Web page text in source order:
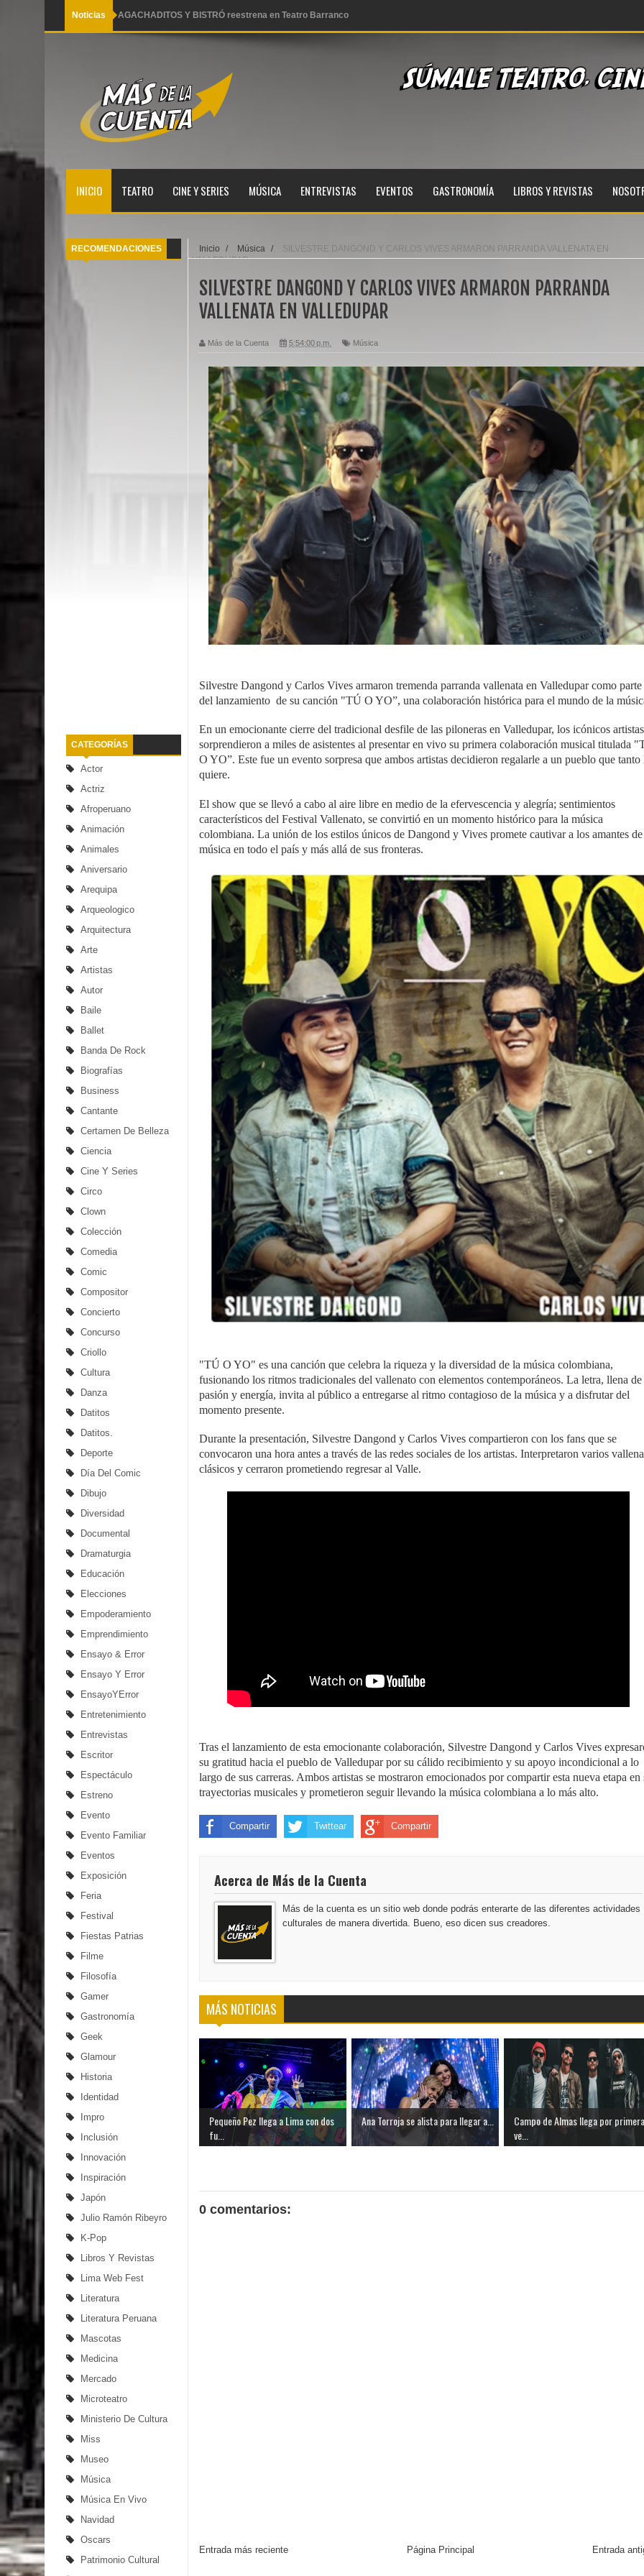
Noticias LOS ROCOSAURIOS REGRESAN CON UN NUEVO SHOW INOLVIDABLE
Y es que sucede así 2 Arena Hash al desnudo
Ana Torroja se alista para llegar a Lima este miércoles 03 de junio
AGACHADITOS Y BISTRÓ reestrena en Teatro Barranco
INICIO TEATRO CINE Y SERIES MÚSICA ENTREVISTAS EVENTOS GASTRONOMÍA LIBROS Y REVISTAS
RECOMENDACIONES
CATEGORÍAS
Actor
Actriz
Afroperuano
Animación
Animales
Aniversario
Arequipa
Arqueologico
Arquitectura
Arte
Artistas
Autor
Baile
Ballet
Banda De Rock
Biografías
Business
Cantante
Certamen De Belleza
Ciencia
Cine Y Series
Circo
Clown
Colección
Comedia
Comic
Compositor
Concierto
Concurso
Criollo
Cultura
Danza
Datitos
Datitos.
Deporte
Día Del Comic
Dibujo
Diversidad
Documental
Dramaturgia
Educación
Elecciones
Empoderamiento
Emprendimiento
Ensayo & Error
Ensayo Y Error
EnsayoYError
Entretenimiento
Entrevistas
Escritor
Espectáculo
Estreno
Evento
Evento Familiar
Eventos
Exposición
Feria
Festival
Fiestas Patrias
Filme
Filosofía
Gamer
Gastronomía
Geek
Glamour
Historia
Identidad
Impro
Inclusión
Innovación
Inspiración
Japón
Julio Ramón Ribeyro
K-Pop
Libros Y Revistas
Lima Web Fest
Literatura
Literatura Peruana
Mascotas
Medicina
Mercado
Microteatro
Ministerio De Cultura
Miss
Museo
Música
Música En Vivo
Navidad
Oscars
Patrimonio Cultural
Inicio / Música /
SILVESTRE DANGOND Y CARLOS VIVES ARMARON PARRANDA VALLENATA EN
VALLEDUPAR
SILVESTRE DANGOND Y CARLOS VIVES ARMARON PARRANDA
VALLENATA EN VALLEDUPAR
Más de la Cuenta 5:54:00 p.m. Música
Silvestre Dangond y Carlos Vives armaron tremenda parranda vallenata en Valledupar como parte
del lanzamiento de su canción "TÚ O YO”, una colaboración histórica para el mundo de la
En un emocionante cierre del tradicional desfile de las piloneras en Valledupar, los icónicos
sorprendieron a miles de asistentes al presentar en vivo su primera colaboración musical titulada
O YO”. Este fue un evento sorpresa que ambos artistas decidieron regalarle a un pueblo que tanto
quiere.
El show que se llevó a cabo al aire libre en medio de la efervescencia y alegría; sentimientos
característicos del Festival Vallenato, se convirtió en un momento histórico para la música
colombiana. La unión de los estilos únicos de Dangond y Vives promete cautivar a los amantes
música en todo el país y más allá de sus fronteras.
"TÚ O YO" es una canción que celebra la riqueza y la diversidad de la música colombiana,
fusionando los ritmos tradicionales del vallenato con elementos contemporáneos. La letra, llena de
pasión y energía, invita al público a entregarse al ritmo contagioso de la música y a disfrutar del
momento presente.
Durante la presentación, Silvestre Dangond y Carlos Vives compartieron con los fans que se
convocaron una hora antes a través de las redes sociales de los artistas. Interpretaron varios
clásicos y cerraron prometiendo regresar al Valle.
Tras el lanzamiento de esta emocionante colaboración, Silvestre Dangond y Carlos Vives
su gratitud hacia el pueblo de Valledupar por su cálido recibimiento y su apoyo incondicional a lo
largo de sus carreras. Ambos artistas se mostraron emocionados por compartir esta nueva etapa en
trayectorias musicales y prometieron seguir llevando la música colombiana a lo más alto.
Compartir Twittear Compartir
Acerca de Más de la Cuenta
Más de la cuenta es un sitio web donde podrás enterarte de las diferentes actividades
culturales de manera divertida. Bueno, eso dicen sus creadores.
MÁS NOTICIAS
Pequeño Pez llega a Lima con dos
fu...
Ana Torroja se alista para llegar a...
Campo de Almas llega por primera
ve...
0 comentarios:
Entrada más reciente Entrada
Página Principal